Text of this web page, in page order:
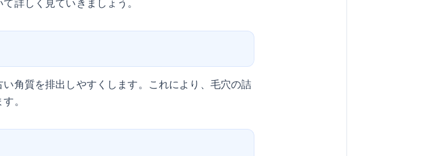
詳しく見ていきましょう。
角質を排出しやすくします。これにより、毛穴の詰
。